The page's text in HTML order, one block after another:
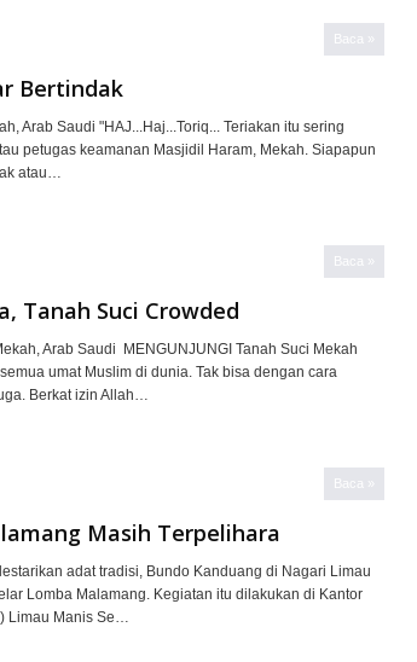
Baca »
Bertindak
Arab Saudi "HAJ...Haj...Toriq... Teriakan itu sering
petugas keamanan Masjidil Haram, Mekah. Siapapun
atau…
Baca »
Tanah Suci Crowded
Arab Saudi MENGUNJUNGI Tanah Suci Mekah
umat Muslim di dunia. Tak bisa dengan cara
Berkat izin Allah…
Baca »
Masih Terpelihara
adat tradisi, Bundo Kanduang di Nagari Limau
Lomba Malamang. Kegiatan itu dilakukan di Kantor
Limau Manis Se…